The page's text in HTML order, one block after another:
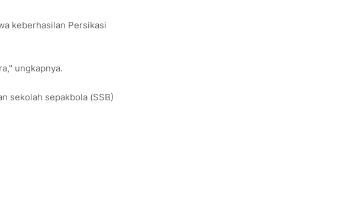
keberhasilan Persikasi
ungkapnya.
sekolah sepakbola (SSB)